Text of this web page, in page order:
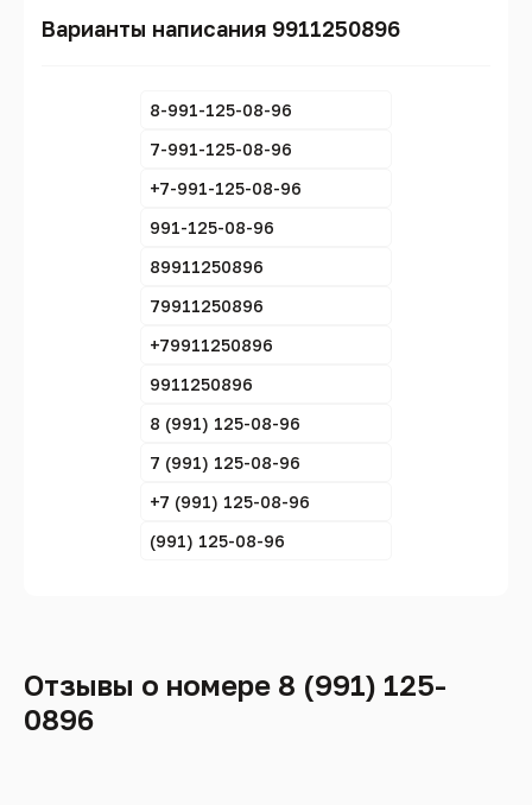
Варианты написания 9911250896
8-991-125-08-96
7-991-125-08-96
+7-991-125-08-96
991-125-08-96
89911250896
79911250896
+79911250896
9911250896
8 (991) 125-08-96
7 (991) 125-08-96
+7 (991) 125-08-96
(991) 125-08-96
Отзывы о номере 8 (991) 125-
0896